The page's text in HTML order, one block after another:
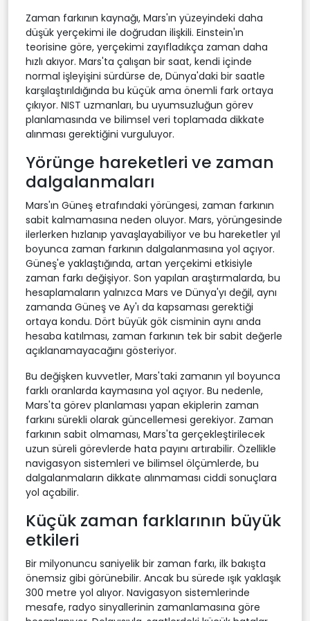
Zaman farkının kaynağı, Mars'ın yüzeyindeki daha
düşük yerçekimi ile doğrudan ilişkili. Einstein'ın
teorisine göre, yerçekimi zayıfladıkça zaman daha
hızlı akıyor. Mars'ta çalışan bir saat, kendi içinde
normal işleyişini sürdürse de, Dünya'daki bir saatle
karşılaştırıldığında bu küçük ama önemli fark ortaya
çıkıyor. NIST uzmanları, bu uyumsuzluğun görev
planlamasında ve bilimsel veri toplamada dikkate
alınması gerektiğini vurguluyor.
Yörünge hareketleri ve zaman
dalgalanmaları
Mars'ın Güneş etrafındaki yörüngesi, zaman farkının
sabit kalmamasına neden oluyor. Mars, yörüngesinde
ilerlerken hızlanıp yavaşlayabiliyor ve bu hareketler yıl
boyunca zaman farkının dalgalanmasına yol açıyor.
Güneş'e yaklaştığında, artan yerçekimi etkisiyle
zaman farkı değişiyor. Son yapılan araştırmalarda, bu
hesaplamaların yalnızca Mars ve Dünya'yı değil, aynı
zamanda Güneş ve Ay'ı da kapsaması gerektiği
ortaya kondu. Dört büyük gök cisminin aynı anda
hesaba katılması, zaman farkının tek bir sabit değerle
açıklanamayacağını gösteriyor.
Bu değişken kuvvetler, Mars'taki zamanın yıl boyunca
farklı oranlarda kaymasına yol açıyor. Bu nedenle,
Mars'ta görev planlaması yapan ekiplerin zaman
farkını sürekli olarak güncellemesi gerekiyor. Zaman
farkının sabit olmaması, Mars'ta gerçekleştirilecek
uzun süreli görevlerde hata payını artırabilir. Özellikle
navigasyon sistemleri ve bilimsel ölçümlerde, bu
dalgalanmaların dikkate alınmaması ciddi sonuçlara
yol açabilir.
Küçük zaman farklarının büyük
etkileri
Bir milyonuncu saniyelik bir zaman farkı, ilk bakışta
önemsiz gibi görünebilir. Ancak bu sürede ışık yaklaşık
300 metre yol alıyor. Navigasyon sistemlerinde
mesafe, radyo sinyallerinin zamanlamasına göre